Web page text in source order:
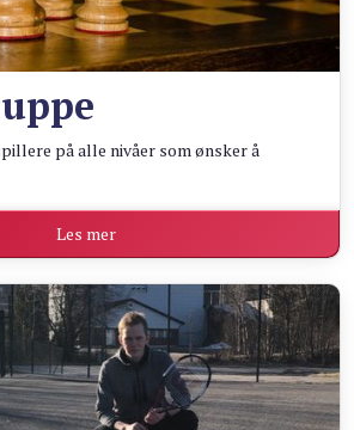
på alle nivåer som ønsker å
Les mer